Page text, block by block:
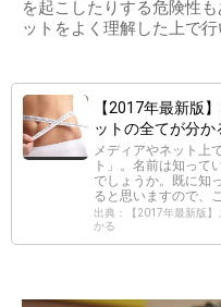
を起こしたりする危険性
ットをよく理解した上で行
【2017年最新版
ットの全てが分か
メディアやネット上
ト」。名前は知って
でしょうか。既に知
ると思いますので、
出典：【2017年最新版】
かる